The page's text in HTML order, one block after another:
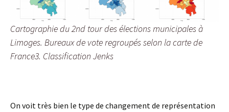
Cartographie du 2nd tour des élections municipales à
Limoges. Bureaux de vote regroupés selon la carte de
France3. Classification Jenks
On voit très bien le type de changement de représentation